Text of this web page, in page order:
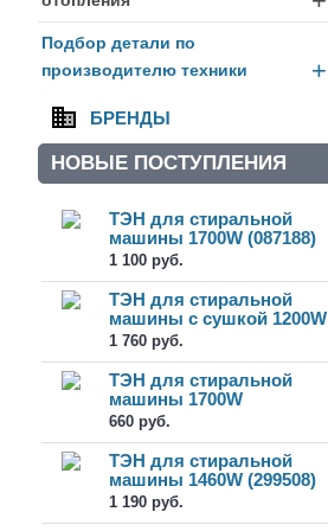
Подбор детали по
производителю техники
+
БРЕНДЫ
НОВЫЕ ПОСТУПЛЕНИЯ
ТЭН для стиральной
машины 1700W (087188)
1 100 руб.
ТЭН для стиральной
машины с сушкой 1200W
(378716)
1 760 руб.
ТЭН для стиральной
машины 1700W
(WB600164413)
660 руб.
ТЭН для стиральной
машины 1460W (299508)
1 190 руб.